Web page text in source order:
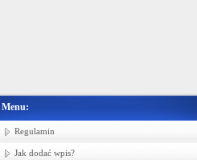
Menu:
Regulamin
Jak dodać wpis?